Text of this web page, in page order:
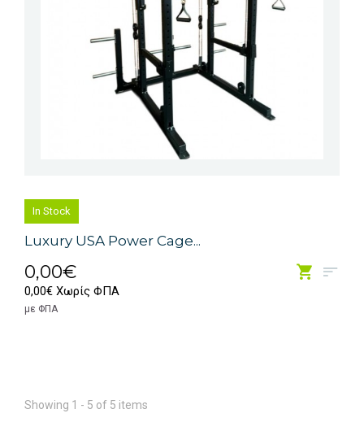
In Stock
Luxury USA Power Cage...
0,00€
0,00€ Χωρίς ΦΠΑ
με ΦΠΑ
Showing 1 - 5 of 5 items